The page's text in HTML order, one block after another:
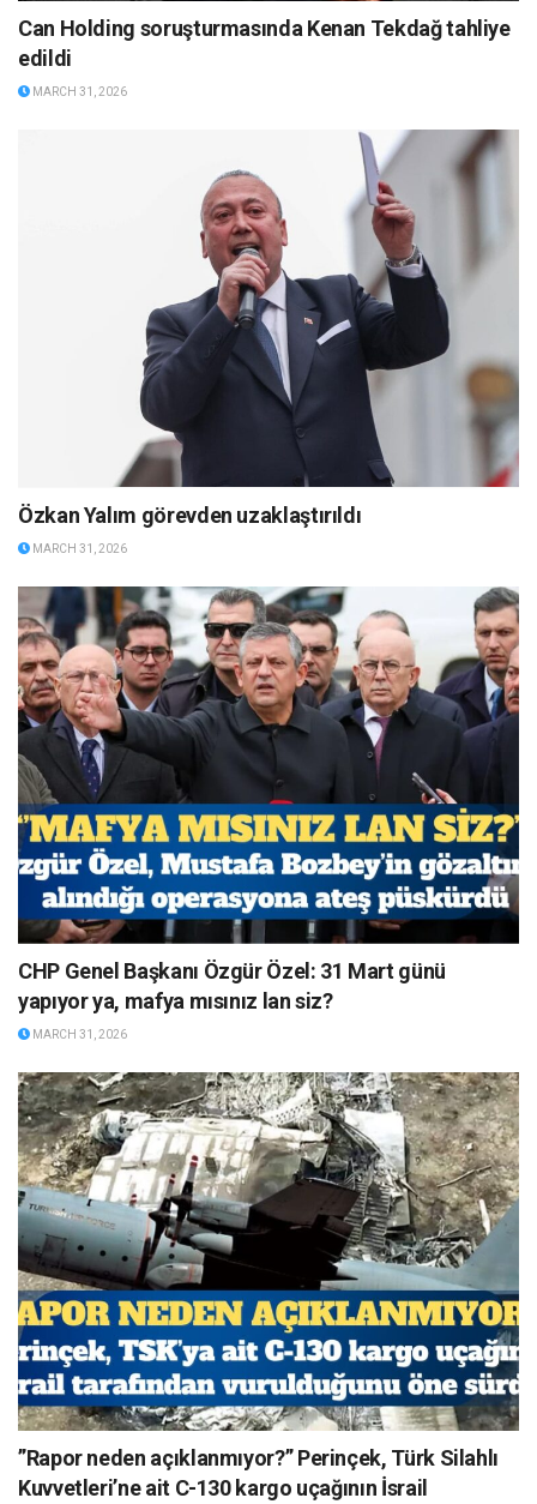
Can Holding soruşturmasında Kenan Tekdağ tahliye
edildi
MARCH 31, 2026
Özkan Yalım görevden uzaklaştırıldı
MARCH 31, 2026
CHP Genel Başkanı Özgür Özel: 31 Mart günü
yapıyor ya, mafya mısınız lan siz?
MARCH 31, 2026
”Rapor neden açıklanmıyor?” Perinçek, Türk Silahlı
Kuvvetleri’ne ait C-130 kargo uçağının İsrail